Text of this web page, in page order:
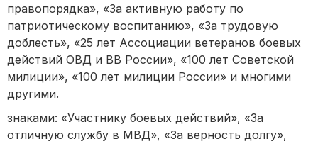
правопорядка», «За активную работу по
патриотическому воспитанию», «За трудовую
доблесть», «25 лет Ассоциации ветеранов боевых
действий ОВД и ВВ России», «100 лет Советской
милиции», «100 лет милиции России» и многими
другими.
знаками: «Участнику боевых действий», «За
отличную службу в МВД», «За верность долгу»,